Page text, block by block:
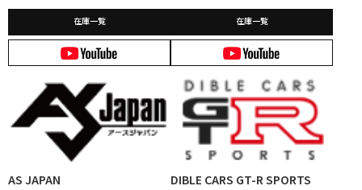
在庫一覧 在庫一覧
AS JAPAN DIBLE CARS GT-R SPORTS